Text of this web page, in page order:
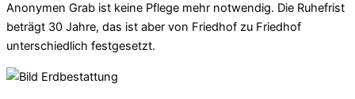
Anonymen Grab ist keine Pflege mehr notwendig. Die Ruhefrist
beträgt 30 Jahre, das ist aber von Friedhof zu Friedhof
unterschiedlich festgesetzt.